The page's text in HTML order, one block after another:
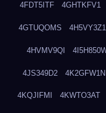
4FDT5ITF 4GHTKFV1
4GTUQOMS 4H5VY3Z1
4HVMV9QI
4JS349D2 4K2GFW1N
4KQJIFMI 4KWTO3AT